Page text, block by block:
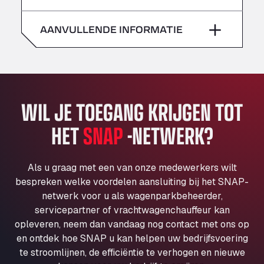
Klaverbladstaat 21, 3560
American Truck Wash
Av. des Etats-Unis 90, 6041
Aut. A4 Salida 288 Pol. Ind. del Guadiel, 23210
AP7 Salida 2, C/ Bassegoda, 4, 17700
Andamur Pamplona
A-15 Salida Imarcoain, 31119
Aut A1 Exit 385, 01207
Anglia Motel
Washway Road, PE12 8LT
Anpol Sp. z o.o.
Ul. Torunska 147, 85884
Aqua Ariva GmbH
Marie-Curie-Straße 24, 68219
zaterdag –
AANVULLENDE INFORMATIE
WIL JE TOEGANG KRIJGEN TOT
HETSNAP-NETWERK?
Als u graag met een van onze medewerkers wilt
bespreken welke voordelen aansluiting bij het SNAP-
netwerk voor u als wagenparkbeheerder,
servicepartner of vrachtwagenchauffeur kan
opleveren, neem dan vandaag nog contact met ons op
en ontdek hoe SNAP u kan helpen uw bedrijfsvoering
te stroomlijnen, de efficiëntie te verhogen en nieuwe